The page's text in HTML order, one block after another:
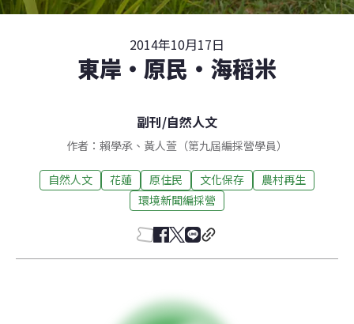
2014年10月17日
東岸‧原民‧海稻米
副刊/自然人文
作者：賴學承、黃人萱（第九屆編採營學員）
自然人文 花蓮 原住民 文化保存
農村再生
環境新聞編採營